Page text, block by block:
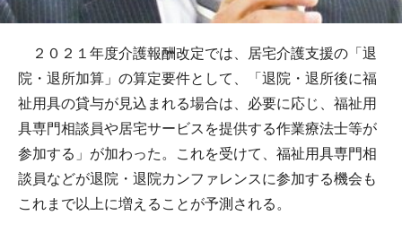
２０２１年度介護報酬改定では、居宅介護支援の「退
院・退所加算」の算定要件として、「退院・退所後に福
祉用具の貸与が見込まれる場合は、必要に応じ、福祉用
具専門相談員や居宅サービスを提供する作業療法士等が
参加する」が加わった。これを受けて、福祉用具専門相
談員などが退院・退院カンファレンスに参加する機会も
これまで以上に増えることが予測される。